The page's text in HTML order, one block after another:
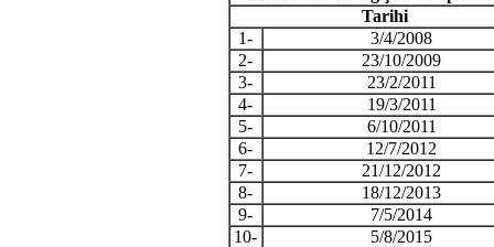
Tarihi
1-
3/4/2008
2-
23/10/2009
3-
23/2/2011
4-
19/3/2011
5-
6/10/2011
6-
12/7/2012
7-
21/12/2012
8-
18/12/2013
9-
7/5/2014
10-
5/8/2015